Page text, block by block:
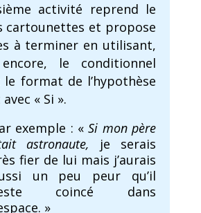
activité reprend le
cartounettes et propose
à terminer en utilisant,
le conditionnel
format de l’hypothèse
« Si ».
exemple : «Si mon père
astronaute, je serais
fier de lui mais j’aurais
un peu peur qu’il
coincé dans
»